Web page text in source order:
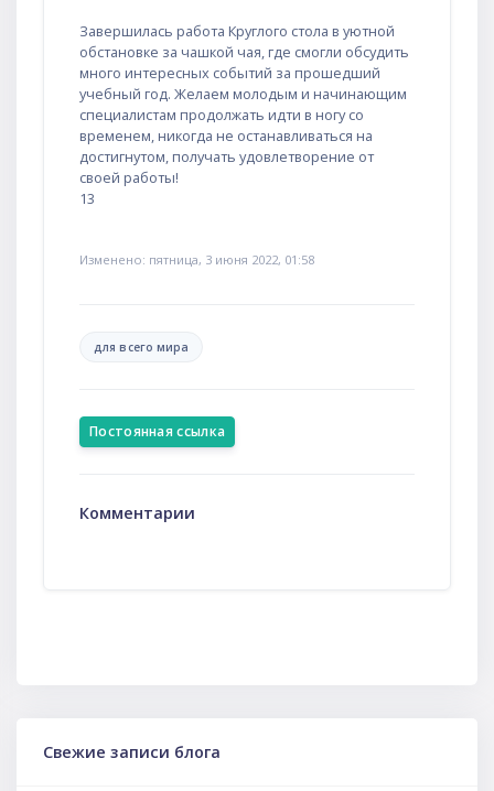
Завершилась работа Круглого стола в уютной
обстановке за чашкой чая, где смогли обсудить
много интересных событий за прошедший
учебный год. Желаем молодым и начинающим
специалистам продолжать идти в ногу со
временем, никогда не останавливаться на
достигнутом, получать удовлетворение от
своей работы!
13
Изменено: пятница, 3 июня 2022, 01:58
для всего мира
Постоянная ссылка
Комментарии
Свежие записи блога